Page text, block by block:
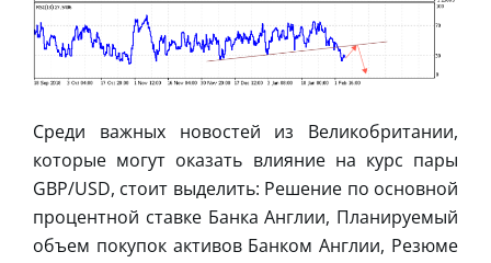
Среди важных новостей из Великобритании,
которые могут оказать влияние на курс пары
GBP/USD, стоит выделить: Решение по основной
процентной ставке Банка Англии, Планируемый
объем покупок активов Банком Англии, Резюме